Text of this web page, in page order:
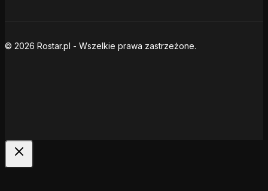
© 2026 Rostar.pl - Wszelkie prawa zastrzeżone.